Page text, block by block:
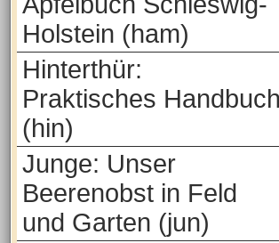
Holstein (ham)
Hinterthür:
Praktisches Handbuch
(hin)
Junge: Unser
Beerenobst in Feld
und Garten (jun)